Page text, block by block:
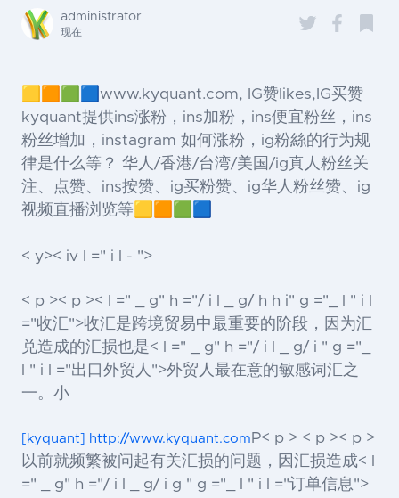
administrator
现在
🟨🟧🟩🟦www.kyquant.com, IG赞likes,IG买赞
kyquant提供ins涨粉，ins加粉，ins便宜粉丝，ins
粉丝增加，instagram 如何涨粉，ig粉絲的行为规
律是什么等？ 华人/香港/台湾/美国/ig真人粉丝关
注、点赞、ins按赞、ig买粉赞、ig华人粉丝赞、ig
视频直播浏览等🟨🟧🟩🟦
< y>< iv l =" i l - ">
< p >< p >< l =" _ g" h ="/ i l _ g/ h h i" g ="_ l " i l
="收汇">收汇 是跨境贸易中最重要的阶段，因为汇
兑造成的汇损也是< l =" _ g" h ="/ i l _ g/ i " g ="_
l " i l ="出口外贸人">外贸人最在意的敏感词汇之
一。小
[kyquant] http://www.kyquant.com P< p > < p >< p >
以前就频繁被问起有关汇损的问题，因汇损造成< l
=" _ g" h ="/ i l _ g/ i g " g ="_ l " i l ="订单信息">